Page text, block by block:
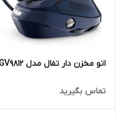
اتو مخزن دار تفال مدل GV9812
تماس بگیرید